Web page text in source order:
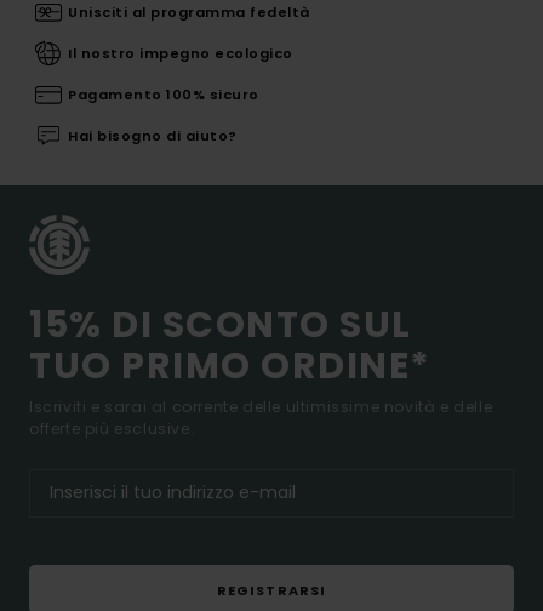
Unisciti al programma fedeltà
Il nostro impegno ecologico
Pagamento 100% sicuro
Hai bisogno di aiuto?
15% DI SCONTO SUL
TUO PRIMO ORDINE*
Iscriviti e sarai al corrente delle ultimissime novità e delle
offerte più esclusive.
REGISTRARSI